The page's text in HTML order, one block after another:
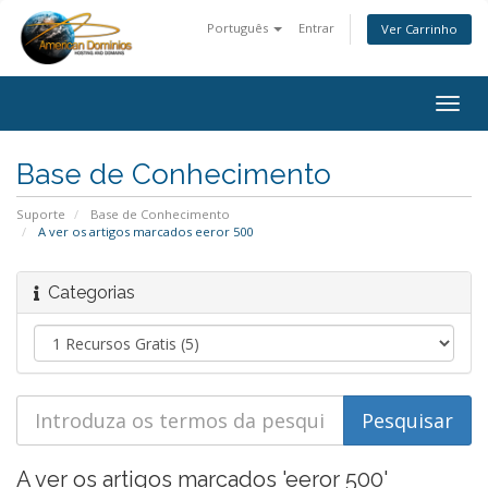
Português Entrar Ver Carrinho
Base de Conhecimento
Suporte
Base de Conhecimento
A ver os artigos marcados eeror 500
Categorias
A ver os artigos marcados 'eeror 500'